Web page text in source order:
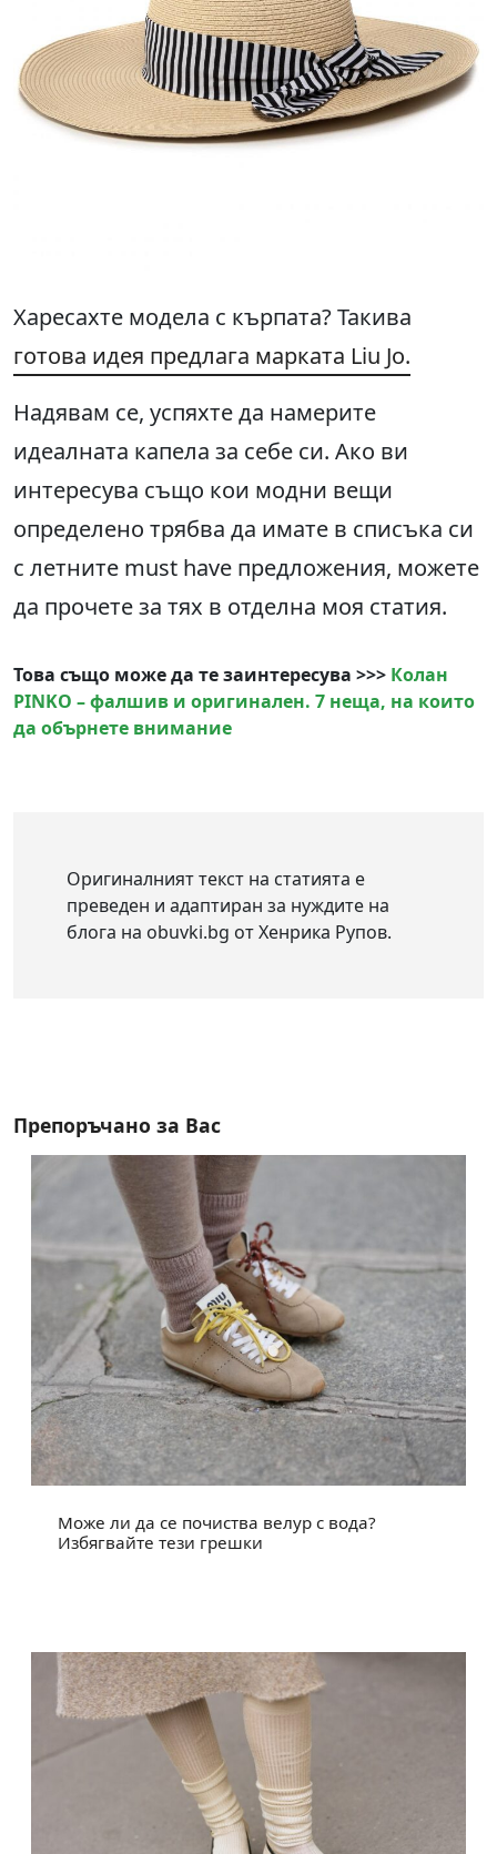
Харесахте модела с кърпата? Такива
готова идея предлага марката Liu Jo.
Надявам се, успяхте да намерите
идеалната капела за себе си. Ако ви
интересува също кои модни вещи
определено трябва да имате в списъка си
с летните must have предложения, можете
да прочете за тях в отделна моя статия.
Това също може да те заинтересува >>> Колан
PINKO – фалшив и оригинален. 7 неща, на които
да обърнете внимание
Оригиналният текст на статията е
преведен и адаптиран за нуждите на
блога на obuvki.bg от Хенрика Рупов.
Препоръчано за Вас
Може ли да се почиства велур с вода?
Избягвайте тези грешки